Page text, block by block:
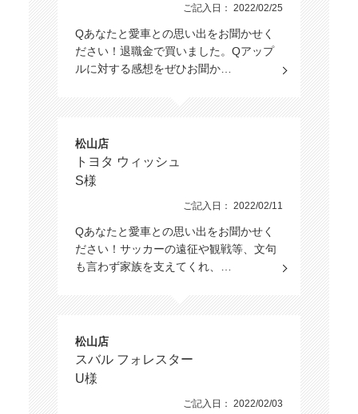
ご記入日： 2022/02/25
Qあなたと愛車との思い出をお聞かせく
ださい！退職金で買いました。Qアップ
ルに対する感想をぜひお聞か…
松山店
トヨタ ウィッシュ
S様
ご記入日： 2022/02/11
Qあなたと愛車との思い出をお聞かせく
ださい！サッカーの遠征や観戦等、文句
も言わず家族を支えてくれ、…
松山店
スバル フォレスター
U様
ご記入日： 2022/02/03